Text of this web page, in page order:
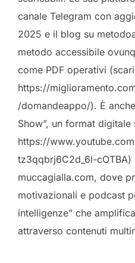
canale Telegram con
2025 e il blog su
metodo accessibile
come PDF operativi
https://
/domandeappo/). È
Show”, un format digitale
https://
tz3qqbrj6C2d_6l-cOTBA)
muccagialla.com, dove
motivazionali e podcast
intelligenze” che
attraverso contenuti